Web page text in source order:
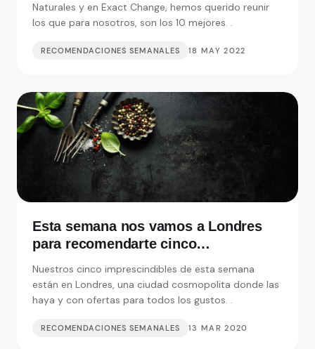
Naturales y en Exact Change, hemos querido reunir
los que para nosotros, son los 10 mejores. .
RECOMENDACIONES SEMANALES 18 MAY 2022
Esta semana nos vamos a Londres
para recomendarte cinco
imprescindibles
Nuestros cinco imprescindibles de esta semana
están en Londres, una ciudad cosmopolita donde las
haya y con ofertas para todos los gustos. .
RECOMENDACIONES SEMANALES 13 MAR 2020